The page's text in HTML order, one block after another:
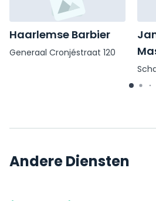
Haarlemse Barbier
Generaal Cronjéstraat 120
Andere Diensten